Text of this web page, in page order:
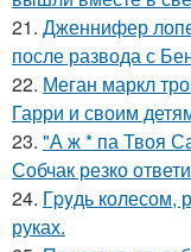
21. Дженнифер
после развода с
22. Меган маркл
Гарри и своим
23. "А ж * па Твоя
Собчак резко
24. Гpyдь колесом,
руках.